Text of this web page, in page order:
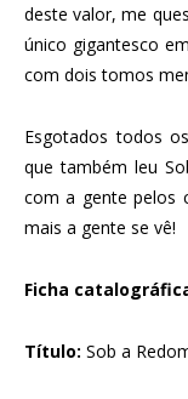
deste valor, me
único gigantesco
com dois tomos
Esgotados todos
que também leu
com a gente pelos
mais a gente se vê!
Ficha
Título: Sob a